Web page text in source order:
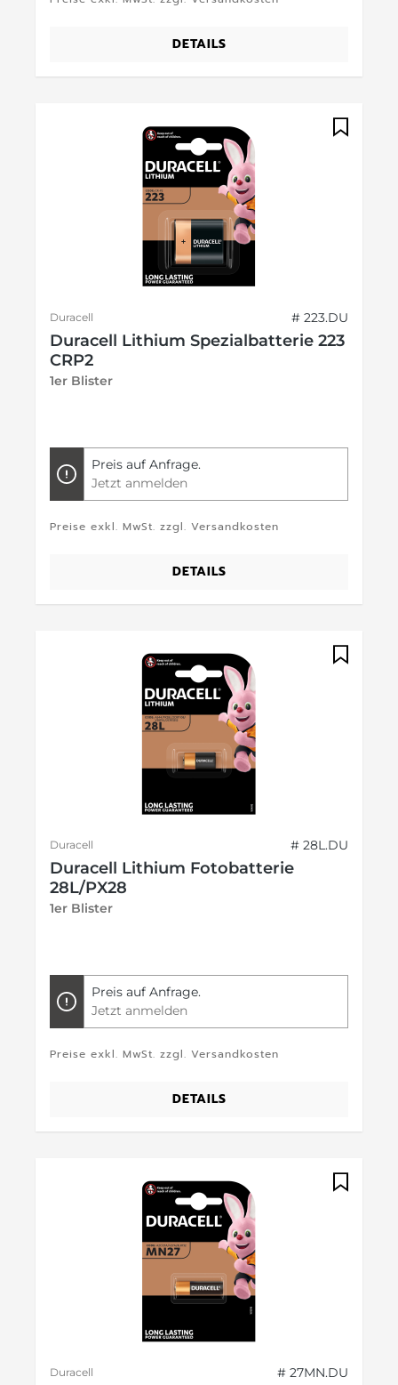
DETAILS
Duracell # 223.DU
Duracell Lithium Spezialbatterie 223
CRP2
1er Blister
Preis auf Anfrage.
Jetzt anmelden
Preise exkl. MwSt. zzgl. Versandkosten
DETAILS
Duracell # 28L.DU
Duracell Lithium Fotobatterie
28L/PX28
1er Blister
Preis auf Anfrage.
Jetzt anmelden
Preise exkl. MwSt. zzgl. Versandkosten
DETAILS
Duracell # 27MN.DU